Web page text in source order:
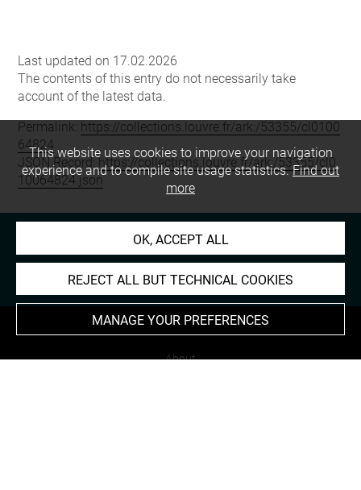
Last updated on 17.02.2026
The contents of this entry do not necessarily take
account of the latest data.
Permalink: https://collections.louvre.fr/ark:/53355/cl0100
64824
JSON Record:https://collections.louvre.fr/ark:/53355/cl0
10064824.json
About
This website uses cookies to improve your navigation
experience and to compile site usage statistics.Find out
more
OK, ACCEPT ALL
REJECT ALL BUT TECHNICAL COOKIES
MANAGE YOUR PREFERENCES